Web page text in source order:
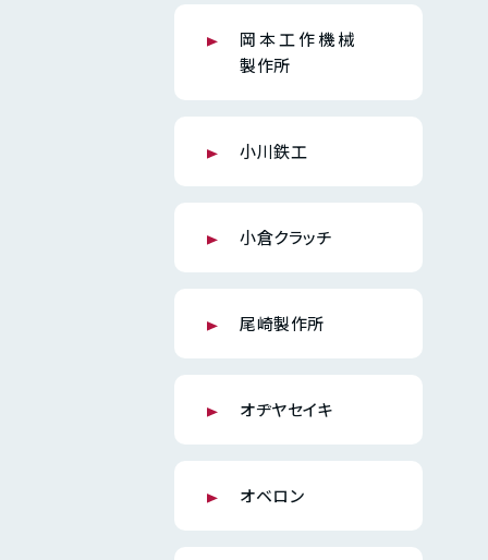
岡本工作機械
製作所
小川鉄工
小倉クラッチ
尾崎製作所
オヂヤセイキ
オベロン